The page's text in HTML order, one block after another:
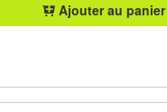
Ajouter au panier